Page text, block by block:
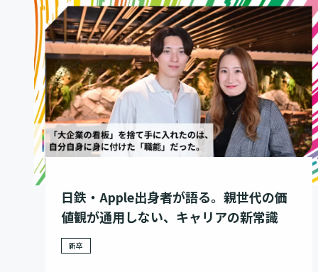
日鉄・Apple出身者が語る。親世代の価
値観が通用しない、キャリアの新常識
新卒